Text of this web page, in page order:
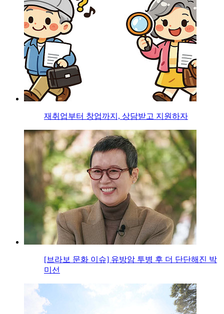
재취업부터 창업까지, 상담받고 지원하자
[브라보 문화 이슈] 유방암 투병 후 더 단단해진 박
미선